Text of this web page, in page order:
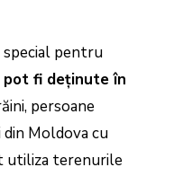
special pentru
pot fi deținute în
persoane
Moldova cu
utiliza terenurile